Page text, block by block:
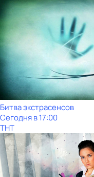
Битва экстрасенсов
Сегодня в 17:00
ТНТ